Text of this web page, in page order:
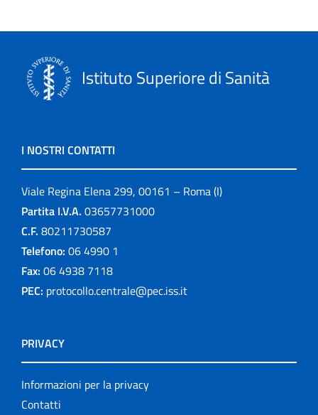
Istituto Superiore di Sanità
I NOSTRI CONTATTI
Viale Regina Elena 299, 00161 – Roma (I)
Partita I.V.A. 03657731000
C.F. 80211730587
Telefono: 06 4990 1
Fax: 06 4938 7118
PEC: protocollo.centrale@pec.iss.it
PRIVACY
Informazioni per la privacy
Contatti